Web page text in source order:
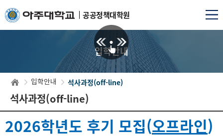
공공정책대학원
입학안내
입학안내 석사과정(off-line)
석사과정(off-line)
2026학년도 후기 모집(오프라인)